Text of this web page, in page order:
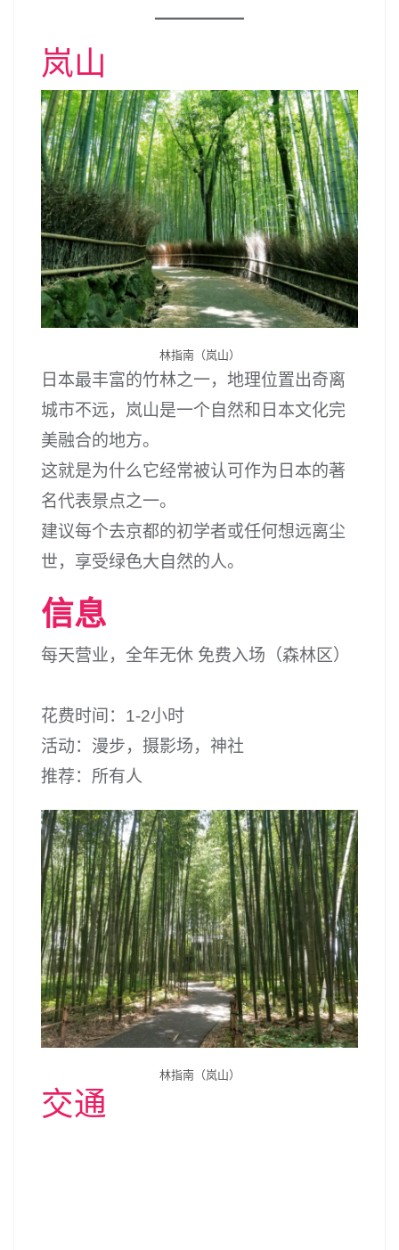
岚山
林指南（岚山）
日本最丰富的竹林之一，地理位置出奇离
城市不远，岚山是一个自然和日本文化完
美融合的地方。
这就是为什么它经常被认可作为日本的著
名代表景点之一。
建议每个去京都的初学者或任何想远离尘
世，享受绿色大自然的人。
信息
每天营业，全年无休 免费入场（森林区）
花费时间：1-2小时
活动：漫步，摄影场，神社
推荐：所有人
林指南（岚山）
交通